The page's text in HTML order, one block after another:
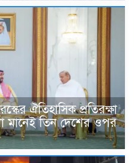
ঐতিহাসিক প্রতিরক্ষা
মানেই তিন দেশের ওপর